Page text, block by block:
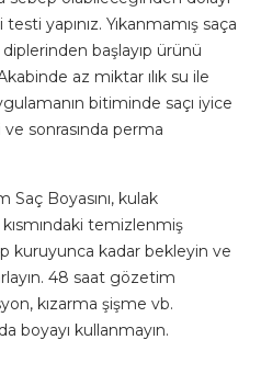
yapınız. Yıkanmamış saça
başlayıp ürünü
az miktar ılık su ile
bitiminde saçı iyice
sonrasında perma
Saç Boyasını, kulak
temizlenmiş
kuruyunca kadar bekleyin ve
48 saat gözetim
kızarma şişme vb.
boyayı kullanmayın.